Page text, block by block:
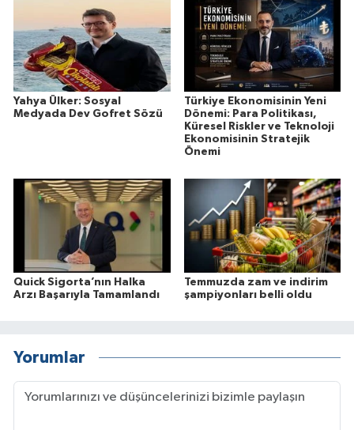
Yahya Ülker: Sosyal
Medyada Dev Gofret Sözü
Türkiye Ekonomisinin Yeni
Dönemi: Para Politikası,
Küresel Riskler ve Teknoloji
Ekonomisinin Stratejik
Önemi
Quick Sigorta’nın Halka
Arzı Başarıyla Tamamlandı
Temmuzda zam ve indirim
şampiyonları belli oldu
Yorumlar